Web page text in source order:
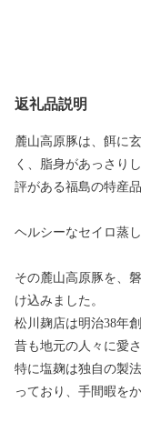
返礼品説明
麓山高原豚は、餌に
く、脂身があっさり
評がある福島の特産品
ヘルシーなセイロ蒸
その麓山高原豚を、
け込みました。
松川麹店は明治38年
昔も地元の人々に愛
特に塩麹は独自の製
っており、手間暇を